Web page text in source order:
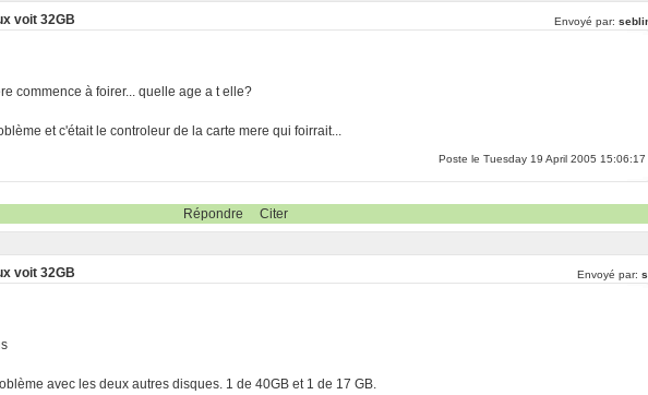
voit 32GB Envoyé par:
commence à foirer... quelle age a t elle?
et c'était le controleur de la carte mere qui foirrait...
Poste le Tuesday 19 April 2005 15:06:17
Répondre Citer
voit 32GB Envoyé par:
avec les deux autres disques. 1 de 40GB et 1 de 17 GB.